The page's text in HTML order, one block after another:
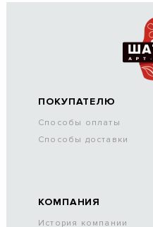
ПОКУПАТЕЛЮ
Способы оплаты
Способы доставки
КОМПАНИЯ
История компании